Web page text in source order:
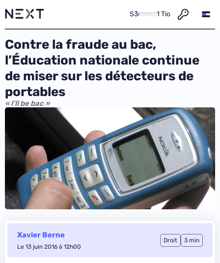
S3 1 Tio
Contre la fraude au bac,
l’Éducation nationale continue
de miser sur les détecteurs de
portables
« I’ll be bac »
Xavier Berne
Le 13 juin 2016 à 12h00
Droit 3 min